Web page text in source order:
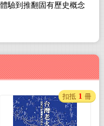
驗到推翻固有歷史概念
扣抵 1 冊